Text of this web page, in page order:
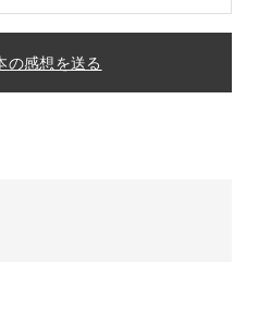
の感想を送る